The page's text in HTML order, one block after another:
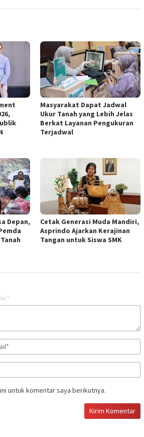
‎Masyarakat Dapat Jadwal
Ukur Tanah yang Lebih Jelas
Berkat Layanan Pengukuran
Terjadwal
Depan,
Cetak Generasi Muda Mandiri,
Asprindo Ajarkan Kerajinan
Tangan untuk Siswa SMK
*
untuk komentar saya berikutnya.